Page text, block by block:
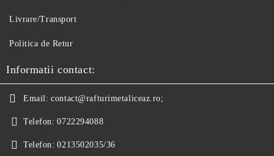
Livrare/Transport
Politica de Retur
Informatii contact:
Email: contact@rafturimetaliceaz.ro;
Telefon: 0722294088
Telefon: 0213502035/36